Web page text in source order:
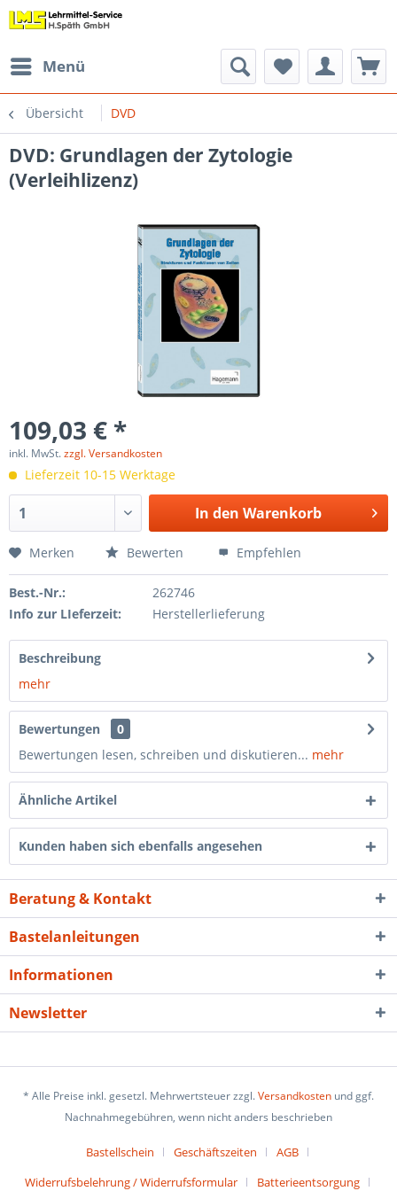
Menü
Übersicht DVD
DVD: Grundlagen der Zytologie
(Verleihlizenz)
109,03 € *
inkl. MwSt.zzgl. Versandkosten
Lieferzeit 10-15 Werktage
In den Warenkorb
Merken Bewerten Empfehlen
Best.-Nr.:
262746
Info zur LIeferzeit:
Herstellerlieferung
Beschreibung
mehr
Bewertungen
0
Bewertungen lesen, schreiben und diskutieren... mehr
Ähnliche Artikel
Kunden haben sich ebenfalls angesehen
Beratung & Kontakt
Bastelanleitungen
Informationen
Newsletter
* Alle Preise inkl. gesetzl. Mehrwertsteuer zzgl.Versandkosten und ggf.
Nachnahmegebühren, wenn nicht anders beschrieben
Bastellschein Geschäftszeiten
AGB
Widerrufsbelehrung / Widerrufsformular
Batterieentsorgung